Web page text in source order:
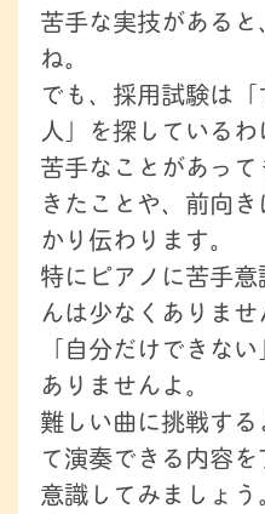
苦手な実技がある
ね。
でも、採用試験は
人」を探しているわ
苦手なことがあっ
きたことや、前向
かり伝わります。
特にピアノに苦手
んは少なくありませ
「自分だけできな
ありませんよ。
難しい曲に挑戦す
て演奏できる内容
意識してみましょう。